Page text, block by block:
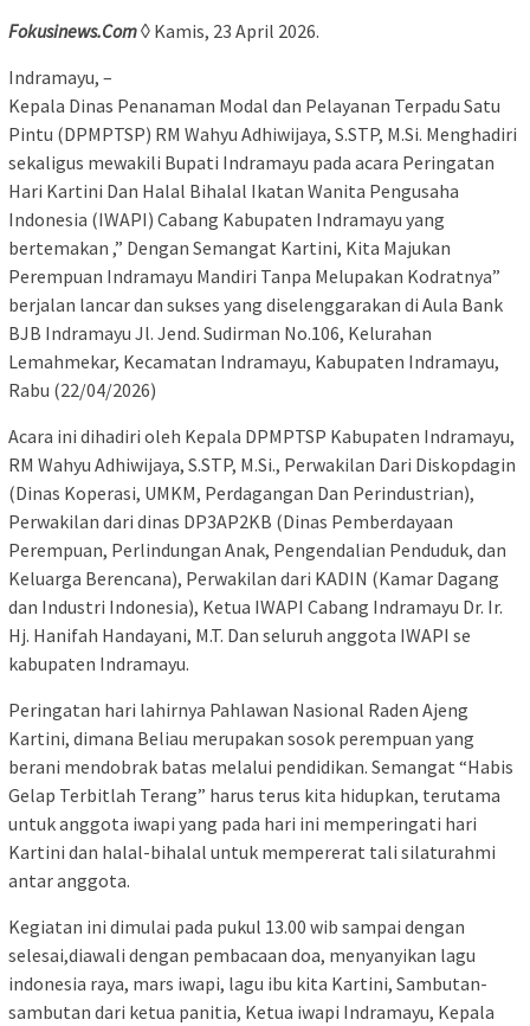
Fokusinews.Com◊ Kamis, 23 April 2026.
Indramayu, –
Kepala Dinas Penanaman Modal dan Pelayanan Terpadu Satu
Pintu (DPMPTSP) RM Wahyu Adhiwijaya, S.STP, M.Si. Menghadiri
sekaligus mewakili Bupati Indramayu pada acara Peringatan
Hari Kartini Dan Halal Bihalal Ikatan Wanita Pengusaha
Indonesia (IWAPI) Cabang Kabupaten Indramayu yang
bertemakan ,” Dengan Semangat Kartini, Kita Majukan
Perempuan Indramayu Mandiri Tanpa Melupakan Kodratnya”
berjalan lancar dan sukses yang diselenggarakan di Aula Bank
BJB Indramayu Jl. Jend. Sudirman No.106, Kelurahan
Lemahmekar, Kecamatan Indramayu, Kabupaten Indramayu,
Rabu (22/04/2026)
Acara ini dihadiri oleh Kepala DPMPTSP Kabupaten Indramayu,
RM Wahyu Adhiwijaya, S.STP, M.Si., Perwakilan Dari Diskopdagin
(Dinas Koperasi, UMKM, Perdagangan Dan Perindustrian),
Perwakilan dari dinas DP3AP2KB (Dinas Pemberdayaan
Perempuan, Perlindungan Anak, Pengendalian Penduduk, dan
Keluarga Berencana), Perwakilan dari KADIN (Kamar Dagang
dan Industri Indonesia), Ketua IWAPI Cabang Indramayu Dr. Ir.
Hj. Hanifah Handayani, M.T. Dan seluruh anggota IWAPI se
kabupaten Indramayu.
Peringatan hari lahirnya Pahlawan Nasional Raden Ajeng
Kartini, dimana Beliau merupakan sosok perempuan yang
berani mendobrak batas melalui pendidikan. Semangat “Habis
Gelap Terbitlah Terang” harus terus kita hidupkan, terutama
untuk anggota iwapi yang pada hari ini memperingati hari
Kartini dan halal-bihalal untuk mempererat tali silaturahmi
antar anggota.
Kegiatan ini dimulai pada pukul 13.00 wib sampai dengan
selesai,diawali dengan pembacaan doa, menyanyikan lagu
indonesia raya, mars iwapi, lagu ibu kita Kartini, Sambutan-
sambutan dari ketua panitia, Ketua iwapi Indramayu, Kepala